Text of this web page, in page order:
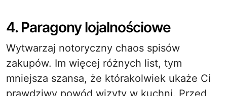
4. Paragony lojalnościowe
Wytwarzaj notoryczny chaos spisów
zakupów. Im więcej różnych list, tym
mniejsza szansa, że którakolwiek ukaże Ci
prawdziwy powód wizyty w kuchni. Przed